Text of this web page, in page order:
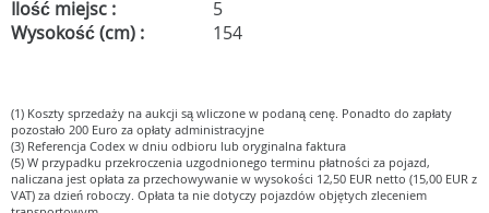
Ilość miejsc :
5
Wysokość (cm) :
154
(1) Koszty sprzedaży na aukcji są wliczone w podaną cenę. Ponadto do zapłaty
pozostało 200 Euro za opłaty administracyjne
(3) Referencja Codex w dniu odbioru lub oryginalna faktura
(5) W przypadku przekroczenia uzgodnionego terminu płatności za pojazd,
naliczana jest opłata za przechowywanie w wysokości 12,50 EUR netto (15,00 EUR z
VAT) za dzień roboczy. Opłata ta nie dotyczy pojazdów objętych zleceniem